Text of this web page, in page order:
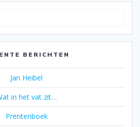
BERICHTEN
Jan Heibel
in het vat zit…
Prentenboek